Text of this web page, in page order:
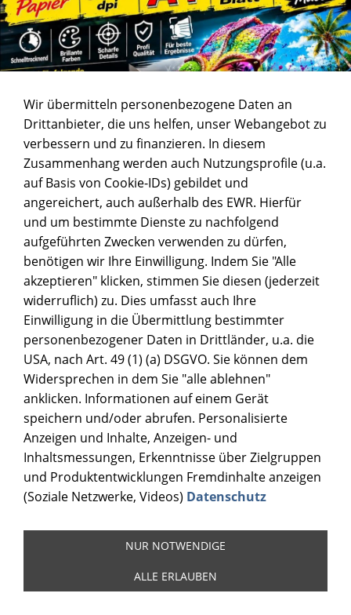
Wir übermitteln personenbezogene Daten an
Drittanbieter, die uns helfen, unser Webangebot zu
verbessern und zu finanzieren. In diesem
Zusammenhang werden auch Nutzungsprofile (u.a.
auf Basis von Cookie-IDs) gebildet und
angereichert, auch außerhalb des EWR. Hierfür
und um bestimmte Dienste zu nachfolgend
aufgeführten Zwecken verwenden zu dürfen,
benötigen wir Ihre Einwilligung. Indem Sie "Alle
akzeptieren" klicken, stimmen Sie diesen (jederzeit
widerruflich) zu. Dies umfasst auch Ihre
Einwilligung in die Übermittlung bestimmter
personenbezogener Daten in Drittländer, u.a. die
USA, nach Art. 49 (1) (a) DSGVO. Sie können dem
Widersprechen in dem Sie "alle ablehnen"
anklicken. Informationen auf einem Gerät
speichern und/oder abrufen. Personalisierte
Anzeigen und Inhalte, Anzeigen- und
Inhaltsmessungen, Erkenntnisse über Zielgruppen
und Produktentwicklungen Fremdinhalte anzeigen
(Soziale Netzwerke, Videos) Datenschutz
NUR NOTWENDIGE
ALLE ERLAUBEN